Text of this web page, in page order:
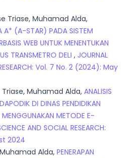
Triase, Muhamad Alda,
A* (A-STAR) PADA SISTEM
WEB UNTUK MENENTUKAN
TRANSMETRO DELI , JOURNAL
Vol. 7 No. 2 (2024): May
Muhamad Alda, ANALISIS
DI DINAS PENDIDIKAN
MENGGUNAKAN METODE E-
AND SOCIAL RESEARCH:
2024
Alda, PENERAPAN